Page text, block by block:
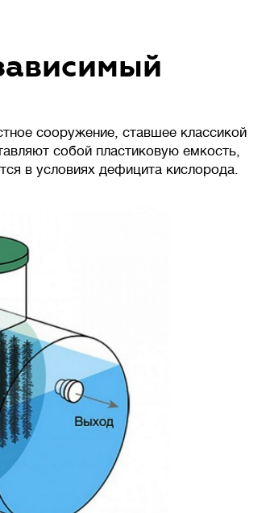
сооружение, ставшее классикой
собой пластиковую емкость,
в условиях дефицита кислорода.